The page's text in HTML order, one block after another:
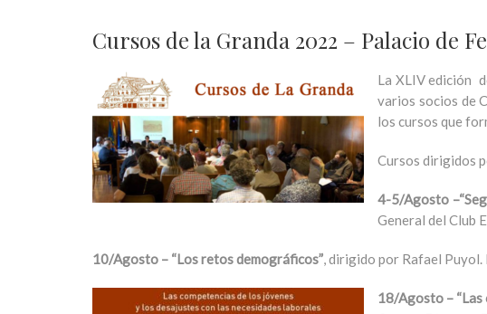
Cursos de la Granda 2022 – Palacio de
La XLIV edición
varios socios de
los cursos que
Cursos dirigidos
4-5/Agosto
General del Club
10/Agosto – “Los retos demográficos”, dirigido por Rafael Puyol.
18/Agosto – “Las